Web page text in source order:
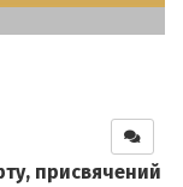
присвячений